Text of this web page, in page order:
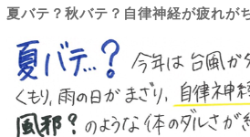
夏バテ？秋バテ？自律神経が疲れが